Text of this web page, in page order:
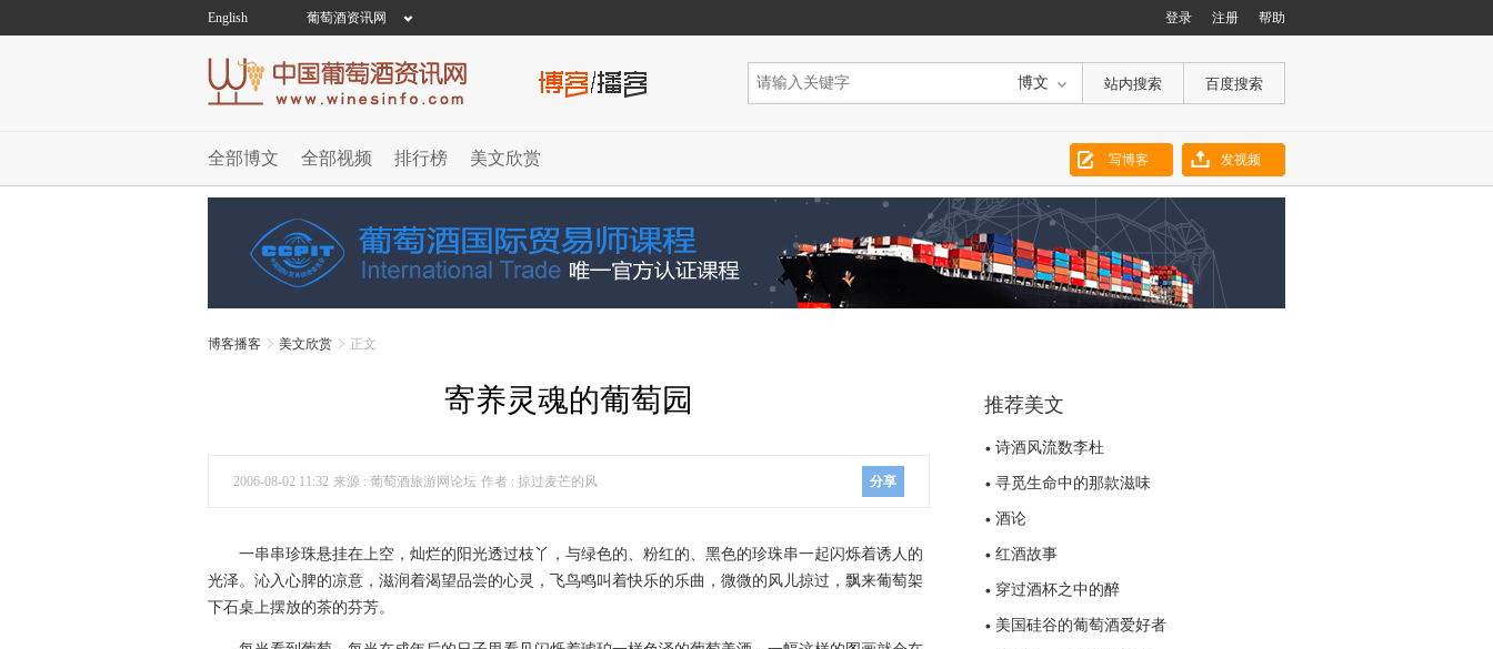
English 葡萄酒资讯网 帮助
注册
登录
博文
全部博文 全部视频 排行榜 美文欣赏 发视频
写博客
博客播客 美文欣赏 正文
寄养灵魂的葡萄园
2006-08-02 11:32 来源 : 葡萄酒旅游网论坛 作者 : 掠过麦芒的风 分享
一串串珍珠悬挂在上空，灿烂的阳光透过枝丫，与绿色的、粉红的、黑色的珍珠串一起闪烁着诱人的
光泽。沁入心脾的凉意，滋润着渴望品尝的心灵，飞鸟鸣叫着快乐的乐曲，微微的风儿掠过，飘来葡萄架
下石桌上摆放的茶的芬芳。
推荐美文
诗酒风流数李杜
寻觅生命中的那款滋味
酒论
红酒故事
穿过酒杯之中的醉
美国硅谷的葡萄酒爱好者